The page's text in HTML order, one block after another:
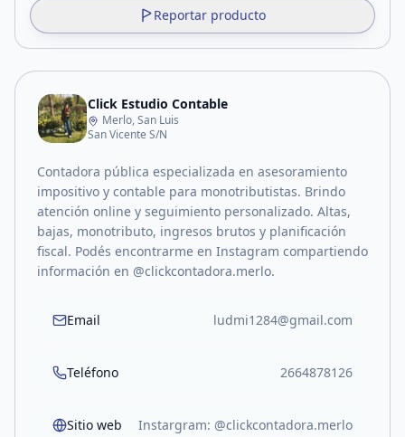
Reportar producto
Click Estudio Contable
Merlo, San Luis
San Vicente S/N
Contadora pública especializada en asesoramiento
impositivo y contable para monotributistas. Brindo
atención online y seguimiento personalizado. Altas,
bajas, monotributo, ingresos brutos y planificación
fiscal. Podés encontrarme en Instagram compartiendo
información en @clickcontadora.merlo.
Email ludmi1284@gmail.com
Teléfono 2664878126
Sitio web Instargram: @clickcontadora.merlo